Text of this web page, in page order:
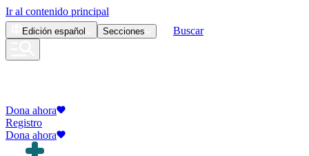
Ir al contenido principal
Edición español Secciones Buscar
Dona ahora
Registro
Dona ahora